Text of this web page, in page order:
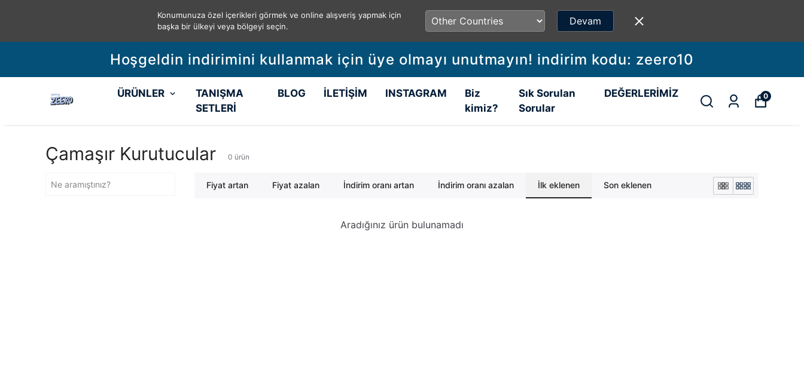
Konumunuza özel içerikleri görmek ve online alışveriş yapmak için
başka bir ülkeyi veya bölgeyi seçin.
Devam
Hoşgeldin indirimini kullanmak için üye olmayı unutmayın! indirim kodu: zeero10
ÜRÜNLER
TANIŞMA
SETLERİ
BLOG İLETİŞİM INSTAGRAM
Biz
kimiz?
Sık Sorulan
Sorular
DEĞERLERİMİZ 0
Çamaşır Kurutucular 0 ürün
Fiyat artan Fiyat azalan İndirim oranı artan İndirim oranı azalan İlk eklenen Son eklenen
Aradığınız ürün bulunamadı